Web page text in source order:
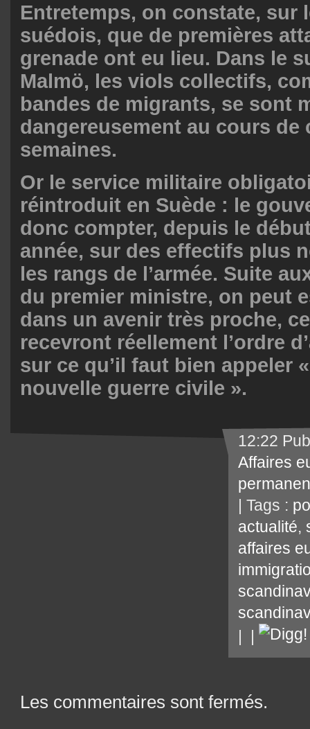
Entretemps, on constate, sur
suédois, que de premières
grenade ont eu lieu. Dans le
Malmö, les viols collectifs,
bandes de migrants, se sont
dangereusement au cours de
semaines.
Or le service militaire
réintroduit en Suède : le
donc compter, depuis le
année, sur des effectifs plus
les rangs de l’armée. Suite
du premier ministre, on peut
dans un avenir très proche,
recevront réellement l’ordre
sur ce qu’il faut bien appeler
nouvelle guerre civile ».
12:22
Affaires
| Tags :
actualité,
affaires
|
|
Les commentaires sont fermés.